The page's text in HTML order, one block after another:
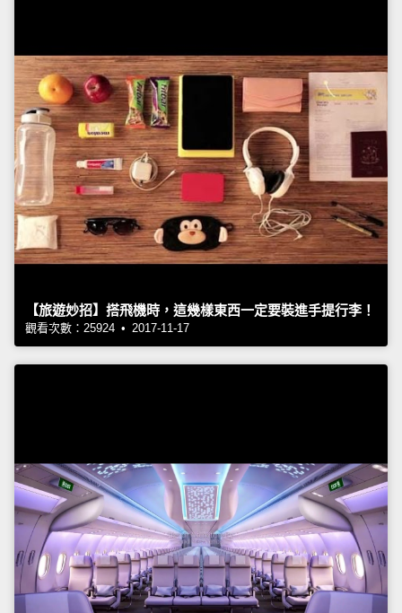
【旅遊妙招】搭飛機時，這幾樣東西一定要裝進手提行李！
觀看次數：25924 • 2017-11-17